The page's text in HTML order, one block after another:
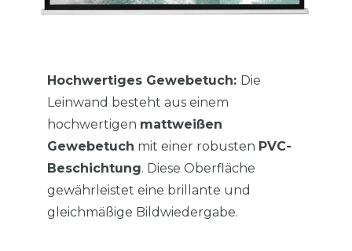
Hochwertiges Gewebetuch: Die
Leinwand besteht aus einem
hochwertigen mattweißen
Gewebetuch mit einer robusten PVC-
Beschichtung. Diese Oberfläche
gewährleistet eine brillante und
gleichmäßige Bildwiedergabe.